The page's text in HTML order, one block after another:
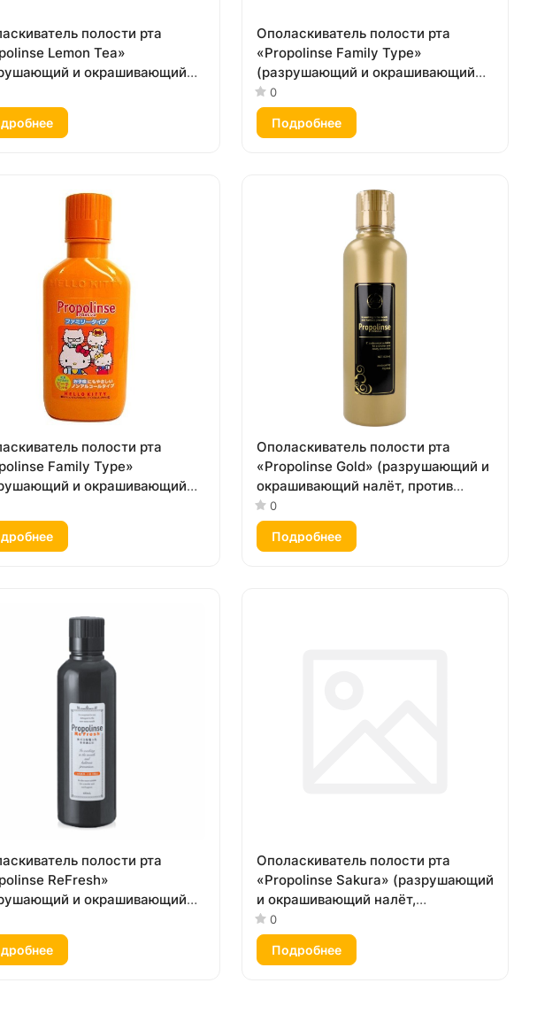
полости рта
Lemon Tea»
и окрашивающий
спиртовой, вкус «Сладкий
чай») 600 мл
Ополаскиватель полости рта
«Propolinse Family Type»
(разрушающий и окрашивающий
налёт, бесспиртовой, вкус «Персик
и мята») 150 мл
0
Подробнее
полости рта
Family Type»
и окрашивающий
бесспиртовой, вкус «Персик
400 мл
Ополаскиватель полости рта
«Propolinse Gold» (разрушающий и
окрашивающий налёт, против
сухости во рту, спиртовой, вкус
«Апельсин и мята») 600 мл
0
Подробнее
полости рта
ReFresh»
и окрашивающий
для курильщиков,
вкус «Экстра мята»)
Ополаскиватель полости рта
«Propolinse Sakura» (разрушающий
и окрашивающий налёт,
бесспиртовой, вкус «Сакура») 600
мл
0
Подробнее